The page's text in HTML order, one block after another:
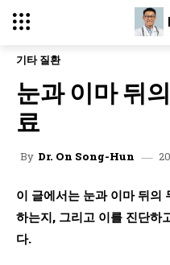
기타 질환
눈과 이마 뒤
료
By Dr. On Song-Hun
이 글에서는 눈과 이마 뒤의
하는지, 그리고 이를 진단하
다.